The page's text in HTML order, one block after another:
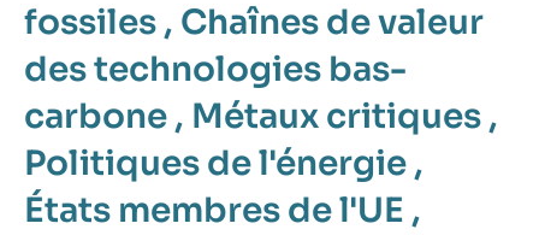
fossiles , Chaînes de valeur
des technologies bas-
carbone , Métaux critiques ,
Politiques de l'énergie ,
États membres de l'UE ,